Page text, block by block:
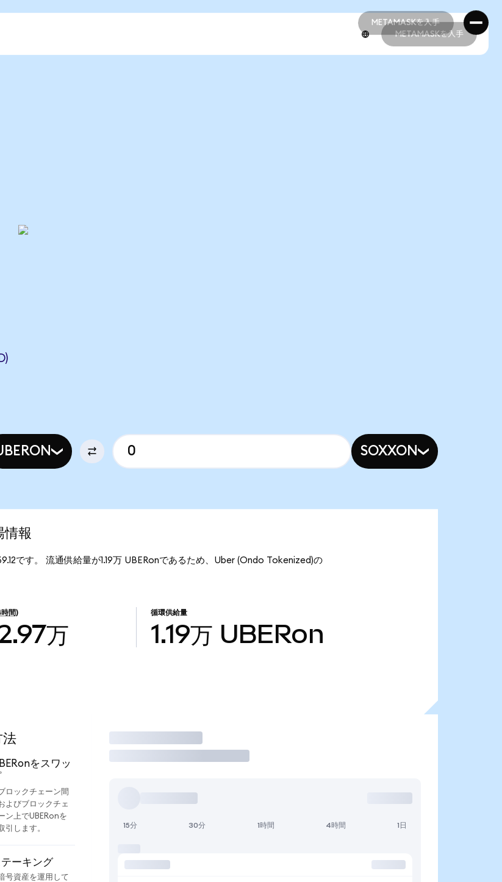
METAMASKを入手
METAMASKを入手
METAMASKを入手
SOXXON
報
です。 流通供給量が1.19万 UBERonであるため、Uber (Ondo Tokenized)の
間)
万
循環供給量
1.19万 UBERon
をスワッ
ロックチェーン間
よびブロックチェ
ン上でUBERonを
引します。
テーキング
号資産を運用して
取引
15分 30分 1時間 4時間 1日